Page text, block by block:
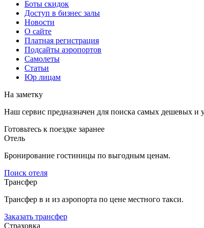
Боты скидок
Доступ в бизнес залы
Новости
О сайте
Платная регистрация
Подсайты аэропортов
Самолеты
Статьи
Юр лицам
На заметку
Наш сервис предназначен для поиска самых дешевых
Готовьтесь к поездке заранее
Отель
Бронирование гостиницы по выгодным ценам.
Поиск отеля
Трансфер
Трансфер в и из аэропорта по цене местного такси.
Заказать трансфер
Страховка